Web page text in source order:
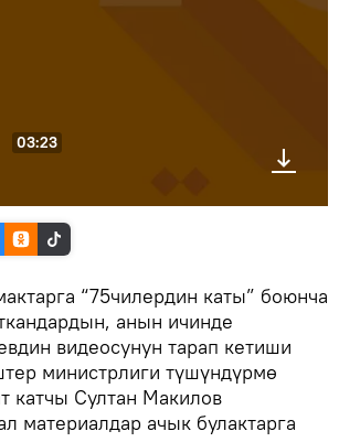
03:23
“75чилердин каты” боюнча
анын ичинде
видеосунун тарап кетиши
министрлиги түшүндүрмө
катчы Султан Макилов
материалдар ачык булактарга